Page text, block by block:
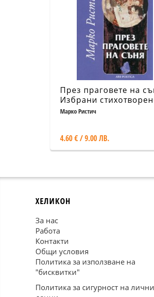
През праговете на
Избрани
и поеми
Марко Ристич
4.60 € / 9.00 ЛВ.
ХЕЛИКОН
За нас
Работа
Контакти
Общи условия
Политика за използване на
"бисквитки"
Политика за сигурност на